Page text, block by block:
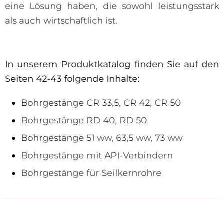
eine Lösung haben, die sowohl leistungsstark
als auch wirtschaftlich ist.
In unserem Produktkatalog finden Sie auf den
Seiten 42-43 folgende Inhalte:
Bohrgestänge CR 33,5, CR 42, CR 50
Bohrgestänge RD 40, RD 50
Bohrgestänge 51 ww, 63,5 ww, 73 ww
Bohrgestänge mit API-Verbindern
Bohrgestänge für Seilkernrohre